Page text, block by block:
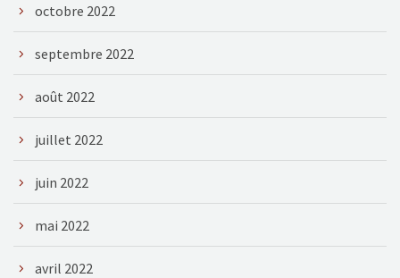
octobre 2022
septembre 2022
août 2022
juillet 2022
juin 2022
mai 2022
avril 2022